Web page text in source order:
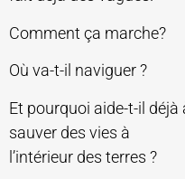
Comment ça marche?
Où va-t-il naviguer ?
Et pourquoi aide-t-il déjà
sauver des vies à
l’intérieur des terres ?